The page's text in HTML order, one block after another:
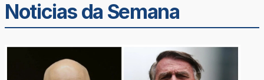
Noticias da Semana